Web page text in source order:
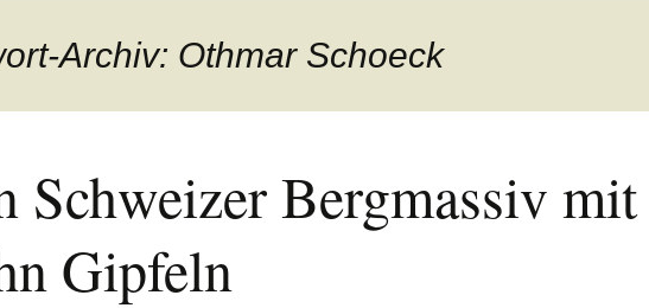
Archiv: Othmar Schoeck
Schweizer Bergmassiv mit
Gipfeln